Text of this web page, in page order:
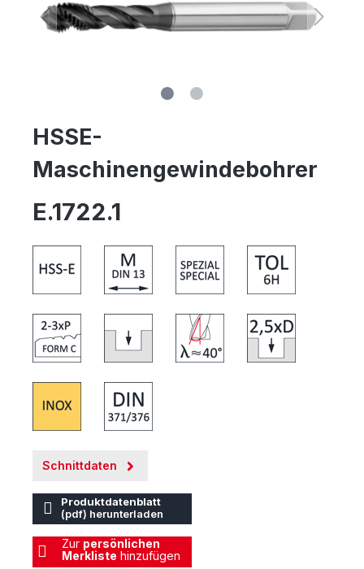
HSSE-
Maschinengewindebohrer
E.1722.1
Schnittdaten
Produktdatenblatt
(pdf) herunterladen
Zur persönlichen
Merkliste hinzufügen